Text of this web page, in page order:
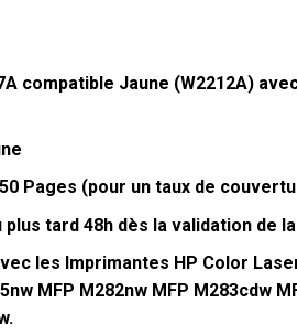
compatible Jaune (W2212A)
Pages (pour un taux de
plus tard 48h dès la validation de
les Imprimantes HP Color
MFP M282nw MFP M283cdw